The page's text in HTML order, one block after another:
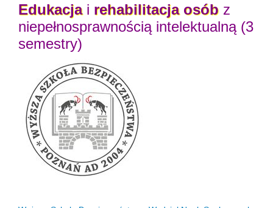
Edukacjai rehabilitacja osób z
niepełnosprawnością intelektualną (3
semestry)